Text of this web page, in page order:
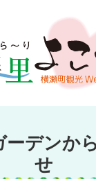
プンガー
横瀬
ーデンか
せ